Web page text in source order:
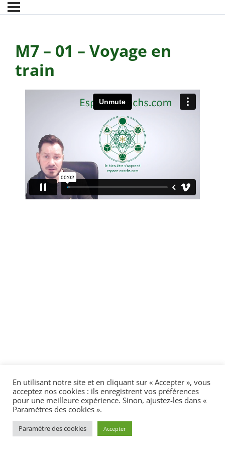
M7 – 01 – Voyage en
train
En utilisant notre site et en cliquant sur « Accepter », vous
acceptez nos cookies : ils enregistrent vos préférences
pour une meilleure expérience. Sinon, ajustez-les dans «
Paramètres des cookies ».
Paramètre des cookies Accepter